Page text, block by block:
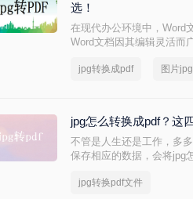
选！
在现代办公环境中，Word
Word文档因其编辑灵活而
见需求。那么图片jpg怎么
jpg转换成pdf 图片
jpg怎么转换成pdf？这
不管是人生还是工作，多
保存相应的数据，会将jpg
些JPG转PDF的方法。
jpg转换pdf文件